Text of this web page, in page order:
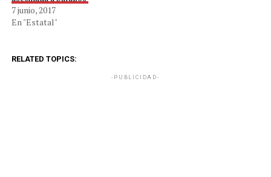
7 junio, 2017
En "Estatal"
RELATED TOPICS:
-PUBLICIDAD-